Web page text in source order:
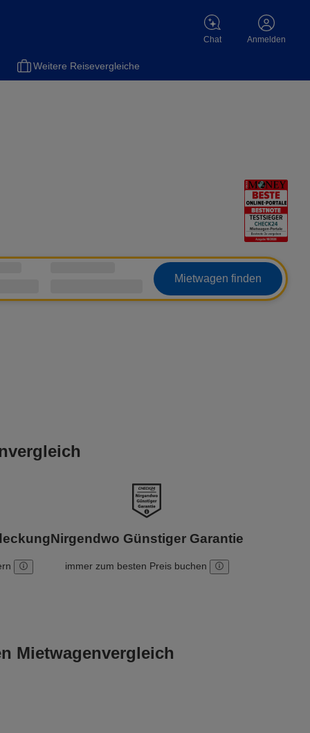
Chat Anmelden
Versicherungen Flüge
Weitere Reisevergleiche
Mietwagen finden
Nirgendwo Günstiger Garantie
immer zum besten Preis buchen
Mietwagenvergleich